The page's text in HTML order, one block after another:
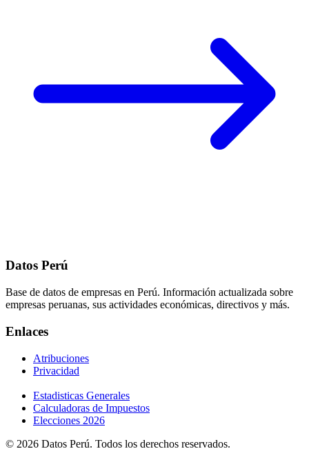
Datos Perú
Base de datos de empresas en Perú. Información actualizada sobre
empresas peruanas, sus actividades económicas, directivos y más.
Enlaces
Atribuciones
Privacidad
Estadisticas Generales
Calculadoras de Impuestos
Elecciones 2026
© 2026 Datos Perú. Todos los derechos reservados.